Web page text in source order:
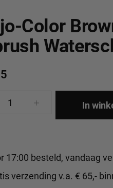
Color
In
17:00 besteld, vandaag
verzending v.a. € 65,-